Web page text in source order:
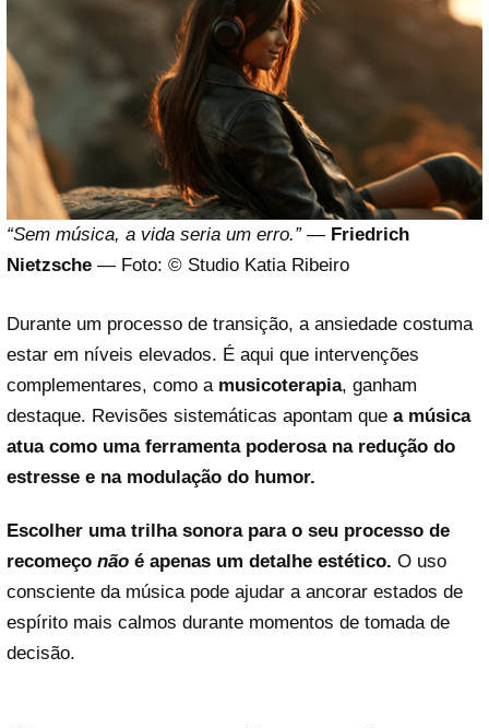
“Sem música, a vida seria um erro.”— Friedrich
Nietzsche — Foto: © Studio Katia Ribeiro
Durante um processo de transição, a ansiedade costuma
estar em níveis elevados. É aqui que intervenções
complementares, como a musicoterapia, ganham
destaque. Revisões sistemáticas apontam que a música
atua como uma ferramenta poderosa na redução do
estresse e na modulação do humor.
Escolher uma trilha sonora para o seu processo de
recomeço não é apenas um detalhe estético. O uso
consciente da música pode ajudar a ancorar estados de
espírito mais calmos durante momentos de tomada de
decisão.